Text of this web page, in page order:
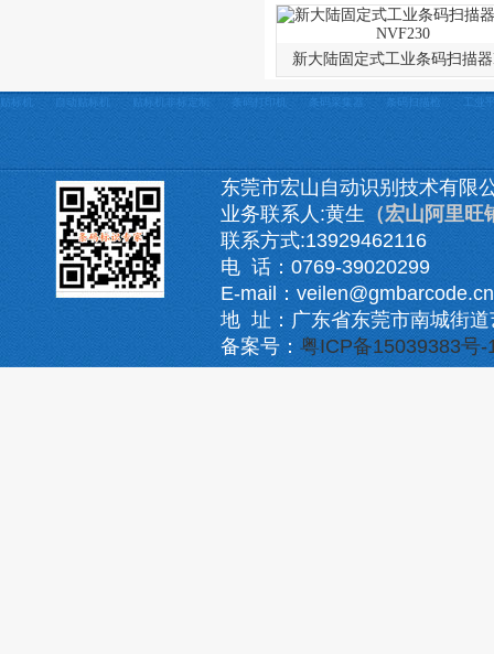
新大陆固定式工业条码扫描
贴标机 自动贴标机 贴标机非标定制 条码打印机 条码采集器 条码扫描枪 工业
东莞市宏山自动识别技术有限
业务联系人:黄生 （宏山阿里旺
联系方式:13929462116
电 话：0769-39020299
E-mail：veilen@gmbarcode.cn
地 址：广东省东莞市南城街
备案号： 粤ICP备15039383号-